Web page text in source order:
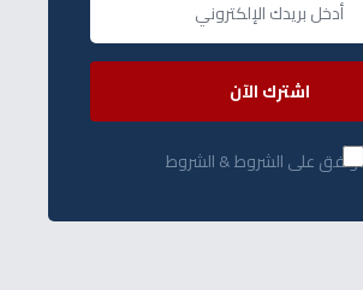
اشترك الآن
أوافق على الشروط & الشروط